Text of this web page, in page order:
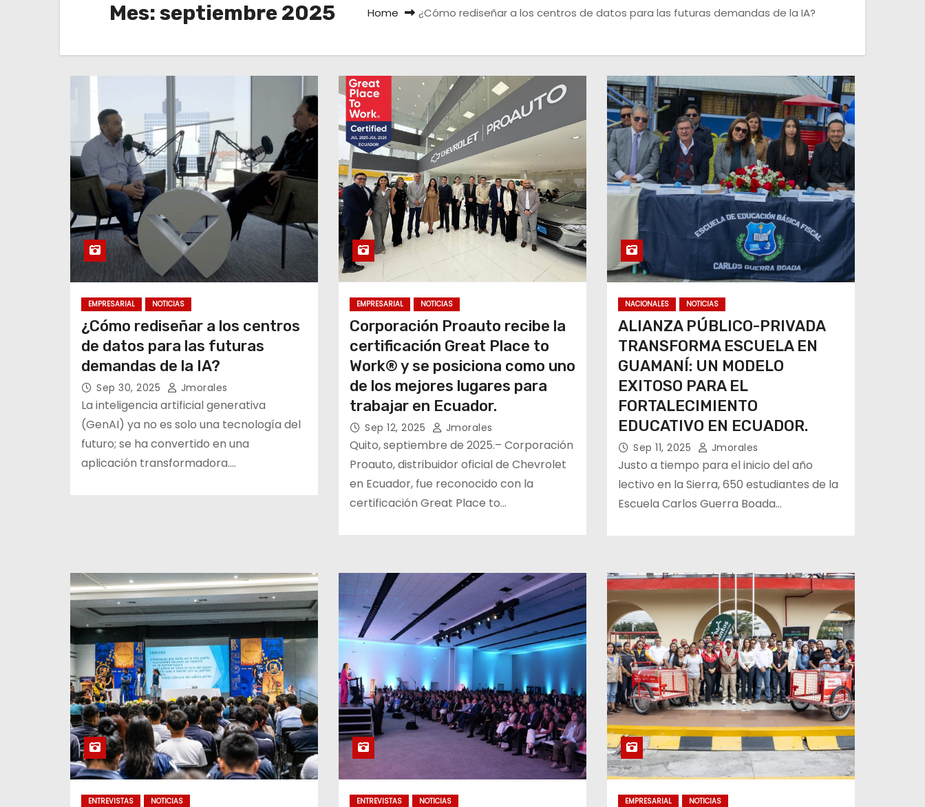
Mes:septiembre 2025 Home ¿Cómo rediseñar a los centros de datos para las futuras demandas de la IA?
EMPRESARIAL NOTICIAS
¿Cómo rediseñar a los centros
de datos para las futuras
demandas de la IA?
Sep 30, 2025 Jmorales
La inteligencia artificial generativa
(GenAI) ya no es solo una tecnología del
futuro; se ha convertido en una
aplicación transformadora.…
EMPRESARIAL NOTICIAS
Corporación Proauto recibe la
certificación Great Place to
Work® y se posiciona como uno
de los mejores lugares para
trabajar en Ecuador.
Sep 12, 2025 Jmorales
Quito, septiembre de 2025.– Corporación
Proauto, distribuidor oficial de Chevrolet
en Ecuador, fue reconocido con la
certificación Great Place to…
NACIONALES NOTICIAS
ALIANZA PÚBLICO-PRIVADA
TRANSFORMA ESCUELA EN
GUAMANÍ: UN MODELO
EXITOSO PARA EL
FORTALECIMIENTO
EDUCATIVO EN ECUADOR.
Sep 11, 2025 Jmorales
Justo a tiempo para el inicio del año
lectivo en la Sierra, 650 estudiantes de la
Escuela Carlos Guerra Boada…
ENTREVISTAS NOTICIAS ENTREVISTAS NOTICIAS EMPRESARIAL NOTICIAS